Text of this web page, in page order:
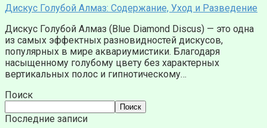
Дискус Голубой Алмаз: Содержание, Уход и Разведение
Дискус Голубой Алмаз (Blue Diamond Discus) — это одна
из самых эффектных разновидностей дискусов,
популярных в мире аквариумистики. Благодаря
насыщенному голубому цвету без характерных
вертикальных полос и гипнотическому…
Поиск
Поиск
Последние записи